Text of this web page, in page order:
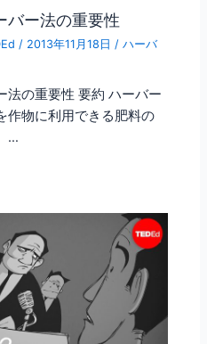
バー法の重要性
/ 2013年11月18日 /ハーバ
法の重要性 要約 ハーバー
作物に利用できる肥料の
…